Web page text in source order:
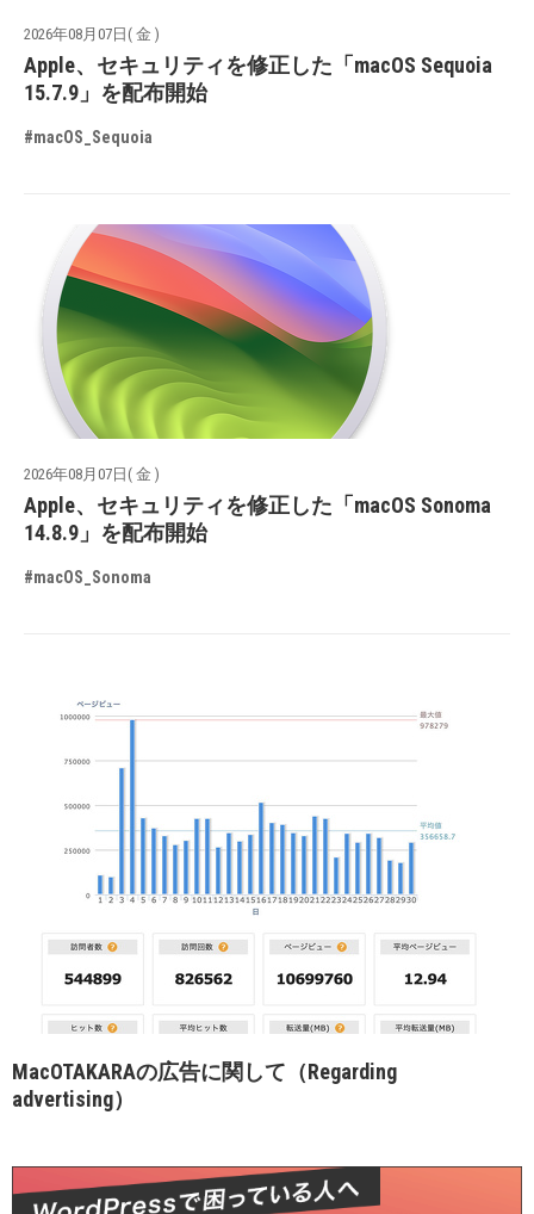
2026年08月07日( 金 )
Apple、セキュリティを修正した「macOS Sequoia
15.7.9」を配布開始
#macOS_Sequoia
2026年08月07日( 金 )
Apple、セキュリティを修正した「macOS Sonoma
14.8.9」を配布開始
#macOS_Sonoma
MacOTAKARAの広告に関して（Regarding
advertising）